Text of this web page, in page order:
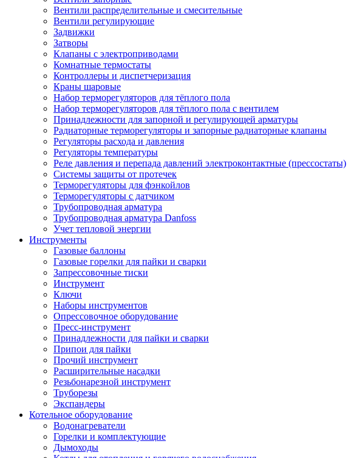
Вентили распределительные и смесительные
Вентили регулирующие
Задвижки
Затворы
Клапаны с электроприводами
Комнатные термостаты
Контроллеры и диспетчеризация
Краны шаровые
Набор терморегуляторов для тёплого пола
Набор терморегуляторов для тёплого пола с вентилем
Принадлежности для запорной и регулирующей арматуры
Радиаторные терморегуляторы и запорные радиаторные клапаны
Регуляторы расхода и давления
Регуляторы температуры
Реле давления и перепада давлений электроконтактные (прессостаты)
Системы защиты от протечек
Терморегуляторы для фэнкойлов
Терморегуляторы с датчиком
Трубопроводная арматура
Трубопроводная арматура Danfoss
Учет тепловой энергии
Инструменты
Газовые баллоны
Газовые горелки для пайки и сварки
Запрессовочные тиски
Инструмент
Ключи
Наборы инструментов
Опрессовочное оборудование
Пресс-инструмент
Принадлежности для пайки и сварки
Припои для пайки
Прочий инструмент
Расширительные насадки
Резьбонарезной инструмент
Труборезы
Экспандеры
Котельное оборудование
Водонагреватели
Горелки и комплектующие
Дымоходы